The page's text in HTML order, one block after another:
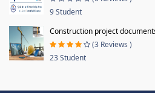
9 Student
Construction project
(3 Reviews )
23 Student